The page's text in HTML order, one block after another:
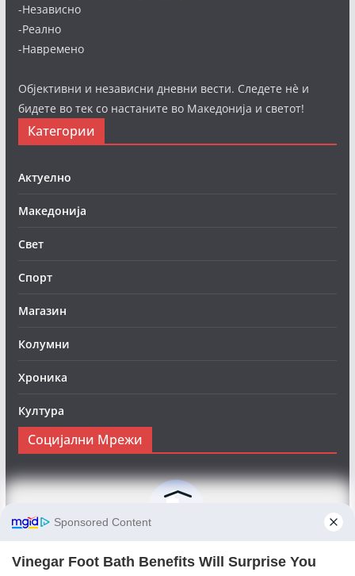
-Независно
-Реално
-Навремено
Објективни и независни дневни вести. Следете нè и
бидете во тек со настаните во Македонија и светот!
Категории
Актуелно
Македонија
Свет
Спорт
Магазин
Колумни
Хроника
Култура
Социјални Мрежи
Следете нè на Фејсбук за да сте во тек со најновите